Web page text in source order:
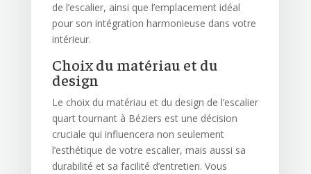
de l’escalier, ainsi que l’emplacement idéal
pour son intégration harmonieuse dans votre
intérieur.
Choix du matériau et du
design
Le choix du matériau et du design de l’escalier
quart tournant à Béziers est une décision
cruciale qui influencera non seulement
l’esthétique de votre escalier, mais aussi sa
durabilité et sa facilité d’entretien. Vous